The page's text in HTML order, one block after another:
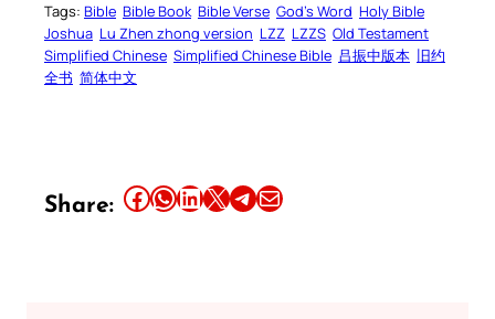
Tags: Bible Bible Book Bible Verse God’s Word Holy Bible
Joshua Lu Zhen zhong version LZZ LZZS Old Testament
Simplified Chinese Simplified Chinese Bible 吕振中版本 旧约
全书 简体中文
Share: Share this article on Facebook Share this article on WhatsApp Share this article on LinkedIn Share this article on X Share this article on TelegramEmail this Article